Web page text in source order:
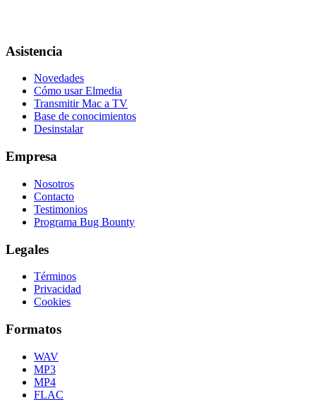
Asistencia
Novedades
Cómo usar Elmedia
Transmitir Mac a TV
Base de conocimientos
Desinstalar
Empresa
Nosotros
Contacto
Testimonios
Programa Bug Bounty
Legales
Términos
Privacidad
Cookies
Formatos
WAV
MP3
MP4
FLAC